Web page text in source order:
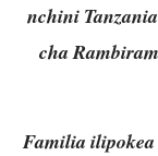
nchini
cha
Familia